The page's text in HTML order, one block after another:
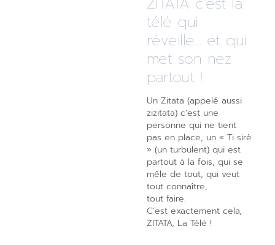
télé qui
réveille... et qui
met son nez
partout !
Un Zitata (appelé aussi
zizitata) c’est une
personne qui ne tient
pas en place, un « Ti sirè
» (un turbulent) qui est
partout à la fois, qui se
mêle de tout, qui veut
tout connaître,
tout faire.
C’est exactement cela,
ZITATA, La Télé !